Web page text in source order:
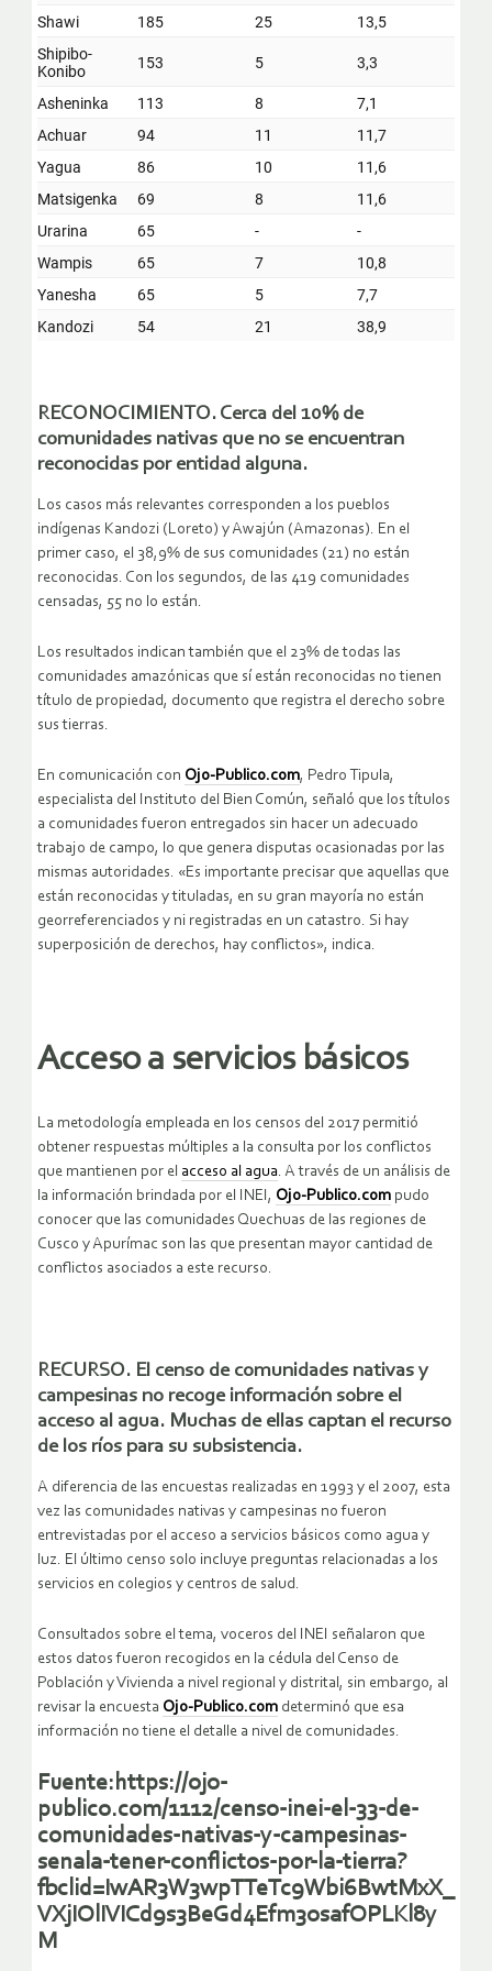
RECONOCIMIENTO. Cerca del 10% de
comunidades nativas que no se encuentran
reconocidas por entidad alguna.
Los casos más relevantes corresponden a los pueblos
indígenas Kandozi (Loreto) y Awajún (Amazonas). En el
primer caso, el 38,9% de sus comunidades (21) no están
reconocidas. Con los segundos, de las 419 comunidades
censadas, 55 no lo están.
Los resultados indican también que el 23% de todas las
comunidades amazónicas que sí están reconocidas no tienen
título de propiedad, documento que registra el derecho sobre
sus tierras.
En comunicación con Ojo-Publico.com, Pedro Tipula,
especialista del Instituto del Bien Común, señaló que los títulos
a comunidades fueron entregados sin hacer un adecuado
trabajo de campo, lo que genera disputas ocasionadas por las
mismas autoridades. «Es importante precisar que aquellas que
están reconocidas y tituladas, en su gran mayoría no están
georreferenciados y ni registradas en un catastro. Si hay
superposición de derechos, hay conflictos», indica.
Acceso a servicios básicos
La metodología empleada en los censos del 2017 permitió
obtener respuestas múltiples a la consulta por los conflictos
que mantienen por el acceso al agua. A través de un análisis de
la información brindada por el INEI, Ojo-Publico.com pudo
conocer que las comunidades Quechuas de las regiones de
Cusco y Apurímac son las que presentan mayor cantidad de
conflictos asociados a este recurso.
RECURSO. El censo de comunidades nativas y
campesinas no recoge información sobre el
acceso al agua. Muchas de ellas captan el recurso
de los ríos para su subsistencia.
A diferencia de las encuestas realizadas en 1993 y el 2007, esta
vez las comunidades nativas y campesinas no fueron
entrevistadas por el acceso a servicios básicos como agua y
luz. El último censo solo incluye preguntas relacionadas a los
servicios en colegios y centros de salud.
Consultados sobre el tema, voceros del INEI señalaron que
estos datos fueron recogidos en la cédula del Censo de
Población y Vivienda a nivel regional y distrital, sin embargo, al
revisar la encuesta Ojo-Publico.com determinó que esa
información no tiene el detalle a nivel de comunidades.
Fuente:https://ojo-
publico.com/1112/censo-inei-el-33-de-
comunidades-nativas-y-campesinas-
senala-tener-conflictos-por-la-tierra?
fbclid=IwAR3W3wpTTeTc9Wbi6BwtMxX_
VXjIOlIVICd9s3BeGd4Efm3osafOPLKl8y
M